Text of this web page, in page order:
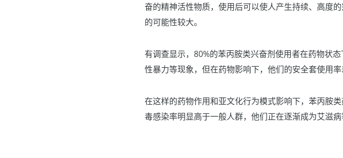
奋的精神活性物质，使用后可以使人产生持续、高度
的可能性较大。
有调查显示，80%的苯丙胺类兴奋剂使用者在药物状
性暴力等现象，但在药物影响下，他们的安全套使用
在这样的药物作用和亚文化行为模式影响下，苯丙胺
毒感染率明显高于一般人群，他们正在逐渐成为艾滋病